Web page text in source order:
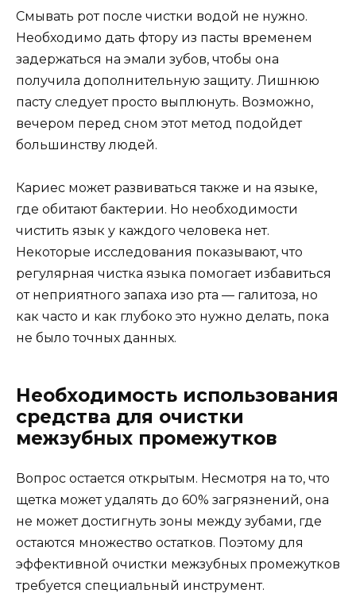
Смывать рот после чистки водой не нужно.
Необходимо дать фтору из пасты временем
задержаться на эмали зубов, чтобы она
получила дополнительную защиту. Лишнюю
пасту следует просто выплюнуть. Возможно,
вечером перед сном этот метод подойдет
большинству людей.
Кариес может развиваться также и на языке,
где обитают бактерии. Но необходимости
чистить язык у каждого человека нет.
Некоторые исследования показывают, что
регулярная чистка языка помогает избавиться
от неприятного запаха изо рта — галитоза, но
как часто и как глубоко это нужно делать, пока
не было точных данных.
Необходимость использования
средства для очистки
межзубных промежутков
Вопрос остается открытым. Несмотря на то, что
щетка может удалять до 60% загрязнений, она
не может достигнуть зоны между зубами, где
остаются множество остатков. Поэтому для
эффективной очистки межзубных промежутков
требуется специальный инструмент.